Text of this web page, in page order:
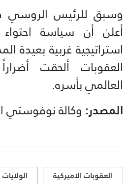
وسبق للرئيس الروسي
أعلن أن سياسة
استراتيجية غربية بعيدة
العقوبات ألحقت
العالمي بأسره.
المصدر: وكالة نوفوستي
العقوبات الاميركية